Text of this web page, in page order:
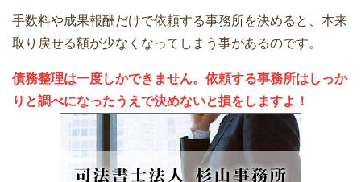
手数料や成果報酬だけで依頼する事務所を決めると、本来
取り戻せる額が少なくなってしまう事があるのです。
債務整理は一度しかできません。依頼する事務所はしっか
りと調べになったうえで決めないと損をしますよ！